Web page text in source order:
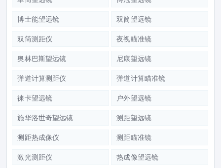
博士能望远镜 双筒望远镜
双筒测距仪 夜视瞄准镜
奥林巴斯望远镜 尼康望远镜
弹道计算测距仪 弹道计算瞄准镜
徕卡望远镜 户外望远镜
施华洛世奇望远镜 测距望远镜
测距热成像仪 测距瞄准镜
激光测距仪 热成像望远镜